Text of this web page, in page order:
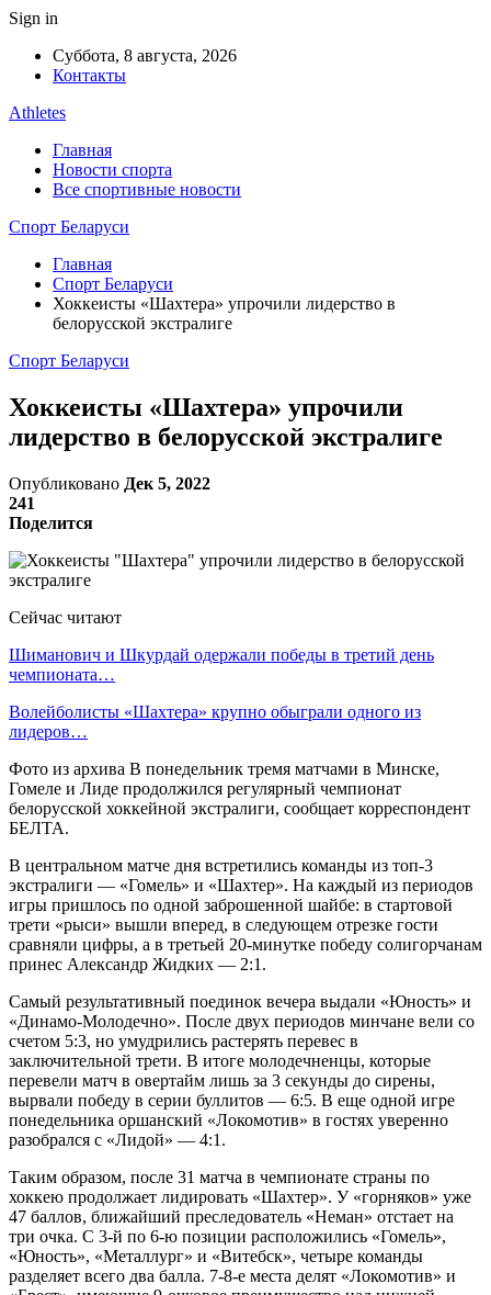
Sign in
Суббота, 8 августа, 2026
Контакты
Athletes
Главная
Новости спорта
Все спортивные новости
Спорт Беларуси
Главная
Спорт Беларуси
Хоккеисты «Шахтера» упрочили лидерство в
белорусской экстралиге
Спорт Беларуси
Хоккеисты «Шахтера» упрочили
лидерство в белорусской экстралиге
Опубликовано Дек 5, 2022
241
Поделится
Сейчас читают
Шиманович и Шкурдай одержали победы в третий день
чемпионата…
Волейболисты «Шахтера» крупно обыграли одного из
лидеров…
Фото из архива В понедельник тремя матчами в Минске,
Гомеле и Лиде продолжился регулярный чемпионат
белорусской хоккейной экстралиги, сообщает корреспондент
БЕЛТА.
В центральном матче дня встретились команды из топ-3
экстралиги — «Гомель» и «Шахтер». На каждый из периодов
игры пришлось по одной заброшенной шайбе: в стартовой
трети «рыси» вышли вперед, в следующем отрезке гости
сравняли цифры, а в третьей 20-минутке победу солигорчанам
принес Александр Жидких — 2:1.
Самый результативный поединок вечера выдали «Юность» и
«Динамо-Молодечно». После двух периодов минчане вели со
счетом 5:3, но умудрились растерять перевес в
заключительной трети. В итоге молодечненцы, которые
перевели матч в овертайм лишь за 3 секунды до сирены,
вырвали победу в серии буллитов — 6:5. В еще одной игре
понедельника оршанский «Локомотив» в гостях уверенно
разобрался с «Лидой» — 4:1.
Таким образом, после 31 матча в чемпионате страны по
хоккею продолжает лидировать «Шахтер». У «горняков» уже
47 баллов, ближайший преследователь «Неман» отстает на
три очка. С 3-й по 6-ю позиции расположились «Гомель»,
«Юность», «Металлург» и «Витебск», четыре команды
разделяет всего два балла. 7-8-е места делят «Локомотив» и